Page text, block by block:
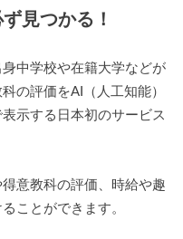
見つかる！
中学校や在籍大学などが
の評価をAI（人工知能）
示する日本初のサービス
意教科の評価、時給や趣
ことができます。